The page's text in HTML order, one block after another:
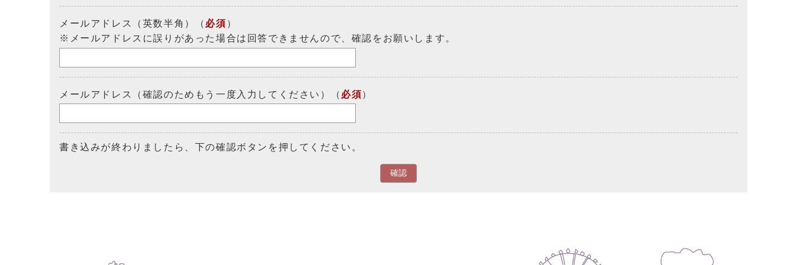
メールアドレス（英数半角）（ 必須 ）
※メールアドレスに誤りがあった場合は回答できませんので、確認をお願いします。
メールアドレス（確認のためもう一度入力してください）（ 必須）
書き込みが終わりましたら、下の確認ボタンを押してください。
確認